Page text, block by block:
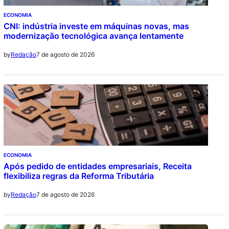
ECONOMIA
CNI: indústria investe em máquinas novas, mas
modernização tecnológica avança lentamente
byRedação7 de agosto de 2026
ECONOMIA
Após pedido de entidades empresariais, Receita
flexibiliza regras da Reforma Tributária
byRedação7 de agosto de 2026